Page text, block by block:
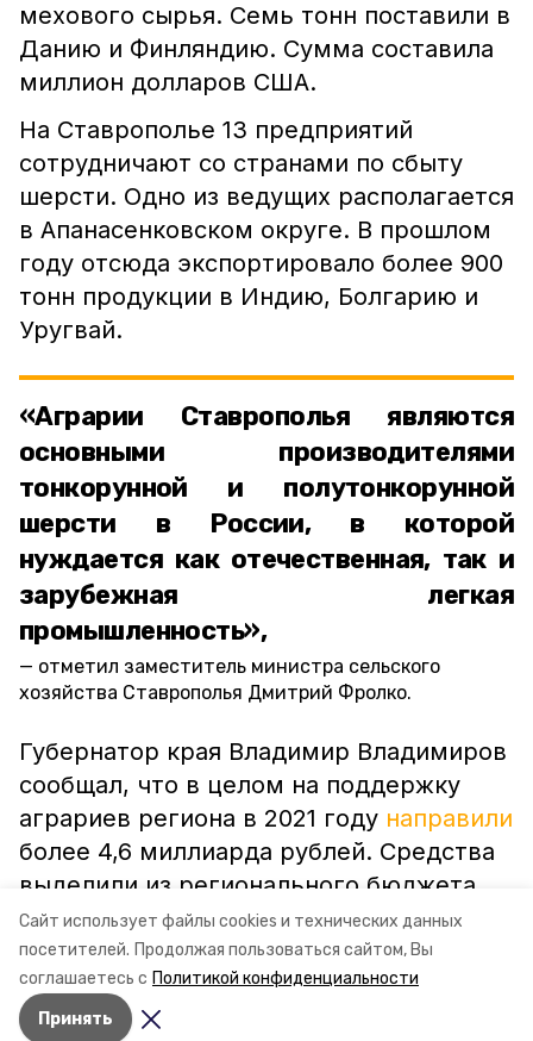
Сайт использует файлы cookies и технических данных
посетителей. Продолжая пользоваться сайтом, Вы
соглашаетесь с Политикой конфиденциальности
Принять
мехового сырья. Семь тонн поставили в
Данию и Финляндию. Сумма составила
миллион долларов США.
На Ставрополье 13 предприятий
сотрудничают со странами по сбыту
шерсти. Одно из ведущих располагается
в Апанасенковском округе. В прошлом
году отсюда экспортировало более 900
тонн продукции в Индию, Болгарию и
Уругвай.
«Аграрии Ставрополья являются
основными производителями
тонкорунной и полутонкорунной
шерсти в России, в которой
нуждается как отечественная, так и
зарубежная легкая
промышленность»,
отметил заместитель министра сельского
хозяйства Ставрополья Дмитрий Фролко.
Губернатор края Владимир Владимиров
сообщал, что в целом на поддержку
аграриев региона в 2021 году направили
более 4,6 миллиарда рублей. Средства
выделили из регионального бюджета.
ставропольский край минсельхоз ск
Авторы: Сталина Лесь-Нелина